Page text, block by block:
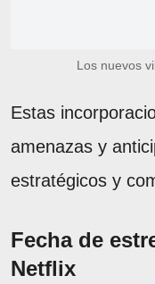
Los nuevos
Estas
amenazas y
estratégicos y
Fecha de
Netflix